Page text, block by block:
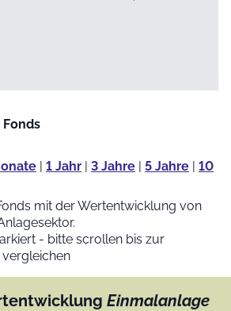
| 1 Jahr | 3 Jahre | 5 Jahre | 10
mit der Wertentwicklung von
- bitte scrollen bis zur
Einmalanlage